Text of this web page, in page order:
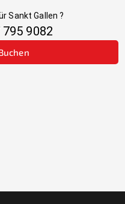
Sankt Gallen ?
9082